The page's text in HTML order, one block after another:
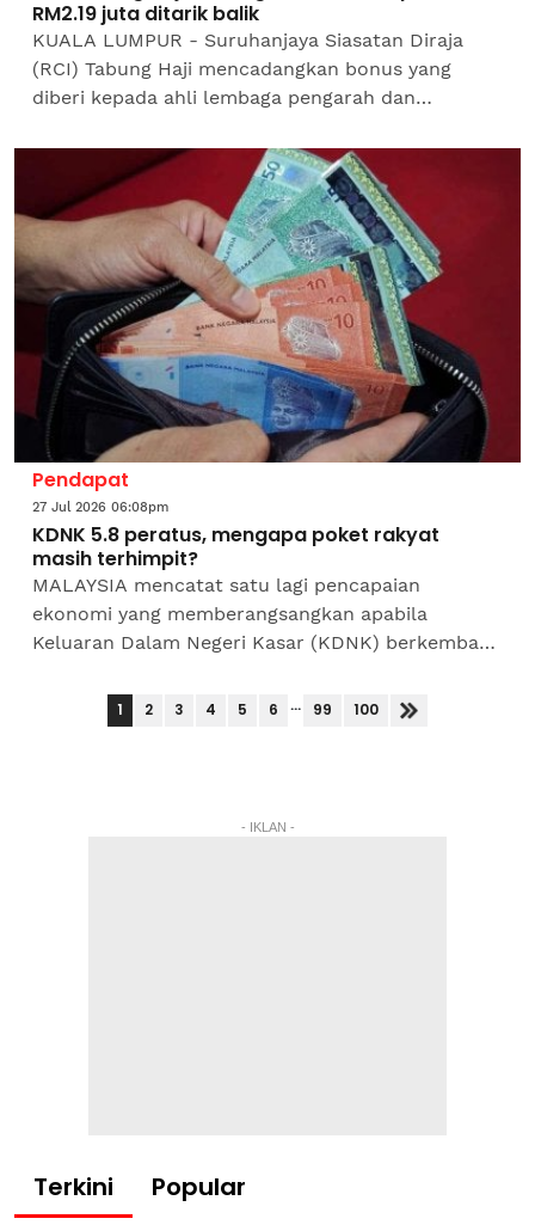
RM2.19 juta ditarik balik
KUALA LUMPUR - Suruhanjaya Siasatan Diraja
(RCI) Tabung Haji mencadangkan bonus yang
diberi kepada ahli lembaga pengarah dan
ditarik balik memandangkan...
Pendapat
27 Jul 2026 06:08pm
KDNK 5.8 peratus, mengapa poket rakyat
masih terhimpit?
MALAYSIA mencatat satu lagi pencapaian
ekonomi yang memberangsangkan apabila
Keluaran Dalam Negeri Kasar (KDNK) berkembang
2026.Prestasi ini bukan sahaja...
1 2 3 4 5 6 ... 99 100
- IKLAN -
Terkini Popular